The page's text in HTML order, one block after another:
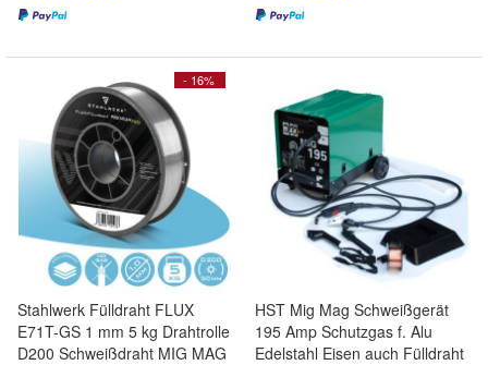
- 16%
Stahlwerk Fülldraht FLUX
E71T-GS 1 mm 5 kg Drahtrolle
D200 Schweißdraht MIG MAG
HST Mig Mag Schweißgerät
195 Amp Schutzgas f. Alu
Edelstahl Eisen auch Fülldraht